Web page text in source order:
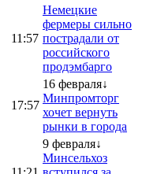
11:57
Немецкие
фермеры сильно
пострадали от
российского
продэмбарго
17:57
16 февраля↓
Минпромторг
хочет вернуть
рынки в города
9 февраля↓
Минсельхоз